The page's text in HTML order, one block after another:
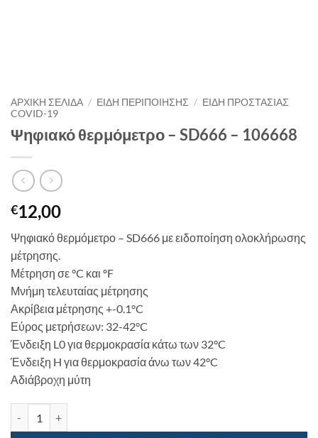
ΑΡΧΙΚΉ ΣΕΛΊΔΑ / ΕΙΔΗ ΠΕΡΙΠΟΙΗΣΗΣ / ΕΊΔΗ ΠΡΟΣΤΑΣΊΑΣ
COVID-19
Ψηφιακό θερμόμετρο – SD666 – 106668
€12,00
Ψηφιακό θερμόμετρο – SD666 με ειδοποίηση ολοκλήρωσης
μέτρησης.
Μέτρηση σε °C και ºF
Μνήμη τελευταίας μέτρησης
Ακρίβεια μέτρησης +-0.1°C
Εύρος μετρήσεων: 32-42°C
Ένδειξη L0 για θερμοκρασία κάτω των 32°C
Ένδειξη H για θερμοκρασία άνω των 42°C
Αδιάβροχη μύτη